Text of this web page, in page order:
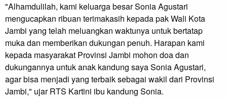
"Alhamdulilah, kami keluarga besar Sonia Agustari
mengucapkan ribuan terimakasih kepada pak Wali Kota
Jambi yang telah meluangkan waktunya untuk bertatap
muka dan memberikan dukungan penuh. Harapan kami
kepada masyarakat Provinsi Jambi mohon doa dan
dukungannya untuk anak kandung saya Sonia Agustari,
agar bisa menjadi yang terbaik sebagai wakil dari Provinsi
Jambi," ujar RTS Kartini ibu kandung Sonia.